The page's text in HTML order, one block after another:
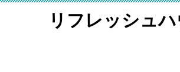
リフレッシュ